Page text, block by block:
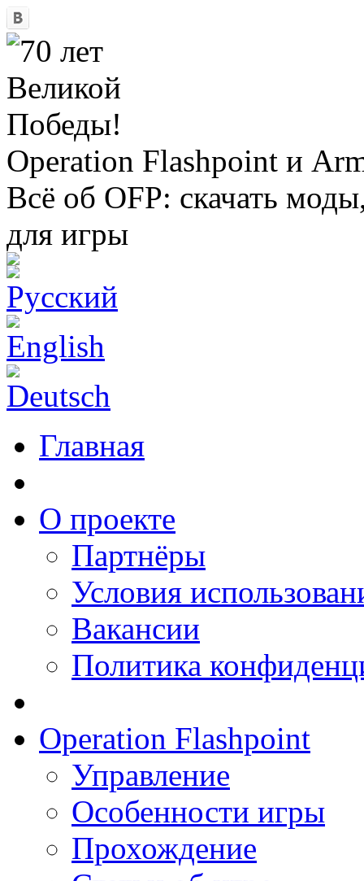
Operation Flashpoint и
Всё об OFP: скачать
для игры
Главная
О проекте
Партнёры
Условия
Вакансии
Политика
Operation Flashpoint
Управление
Особенности игры
Прохождение